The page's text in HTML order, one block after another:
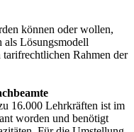
können oder wollen,
Lösungsmodell
Rahmen der
16.000 Lehrkräften ist im
worden und benötigt